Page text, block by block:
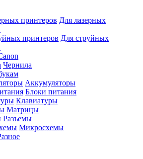
Для лазерных
Для струйных
Чернила
Аккумуляторы
Блоки питания
Клавиатуры
Матрицы
Разъемы
Микросхемы